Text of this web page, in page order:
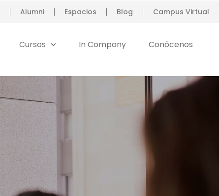
Alumni Espacios Blog Campus Virtual
Cursos In Company Conócenos